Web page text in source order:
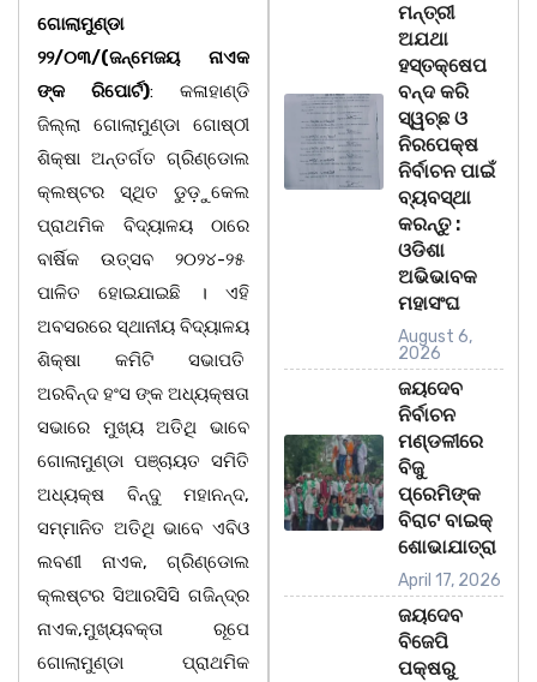
ଗୋଲାମୁଣ୍ଡା
୨୨/୦୩/(ଜନ୍ମେଜୟ ନାଏକ
ଙ୍କ ରିପୋର୍ଟ): କଳାହାଣ୍ଡି
ଜିଲ୍ଲା ଗୋଲାମୁଣ୍ଡା ଗୋଷ୍ଠୀ
ଶିକ୍ଷା ଅନ୍ତର୍ଗତ ଗ୍ରିଣ୍ଡୋଲ
କ୍ଲଷ୍ଟର ସ୍ଥିତ ଡୁଡ଼ୁକେଲ
ପ୍ରାଥମିକ ବିଦ୍ୟାଳୟ ଠାରେ
ବାର୍ଷିକ ଉତ୍ସବ ୨୦୨୪-୨୫
ପାଳିତ ହୋଇଯାଇଛି । ଏହି
ଅବସରରେ ସ୍ଥାନୀୟ ବିଦ୍ୟାଳୟ
ଶିକ୍ଷା କମିଟି ସଭାପତି
ଅରବିନ୍ଦ ହଂସ ଙ୍କ ଅଧ୍ୟକ୍ଷତା
ସଭାରେ ମୁଖ୍ୟ ଅତିଥି ଭାବେ
ଗୋଲାମୁଣ୍ଡା ପଞ୍ଚାୟତ ସମିତି
ଅଧ୍ୟକ୍ଷ ବିନ୍ଦୁ ମହାନନ୍ଦ,
ସମ୍ମାନିତ ଅତିଥି ଭାବେ ଏବିଓ
ଲବଣୀ ନାଏକ, ଗ୍ରିଣ୍ଡୋଲ
କ୍ଲଷ୍ଟର ସିଆରସିସି ଗଜିନ୍ଦ୍ର
ନାଏକ,ମୁଖ୍ୟବକ୍ତା ରୂପେ
ଗୋଲାମୁଣ୍ଡା ପ୍ରାଥମିକ
ମନ୍ତ୍ରୀ
ଅଯଥା
ହସ୍ତକ୍ଷେପ
ବନ୍ଦ କରି
ସ୍ୱଚ୍ଛ ଓ
ନିରପେକ୍ଷ
ନିର୍ବାଚନ ପାଇଁ
ବ୍ୟବସ୍ଥା
କରନ୍ତୁ :
ଓଡିଶା
ଅଭିଭାବକ
ମହାସଂଘ
August 6,
2026
ଜୟଦେବ
ନିର୍ବାଚନ
ମଣ୍ଡଳୀରେ
ବିଜୁ
ପ୍ରେମିଙ୍କ
ବିରାଟ ବାଇକ୍
ଶୋଭାଯାତ୍ରା
April 17, 2026
ଜୟଦେବ
ବିଜେପି
ପକ୍ଷରୁ